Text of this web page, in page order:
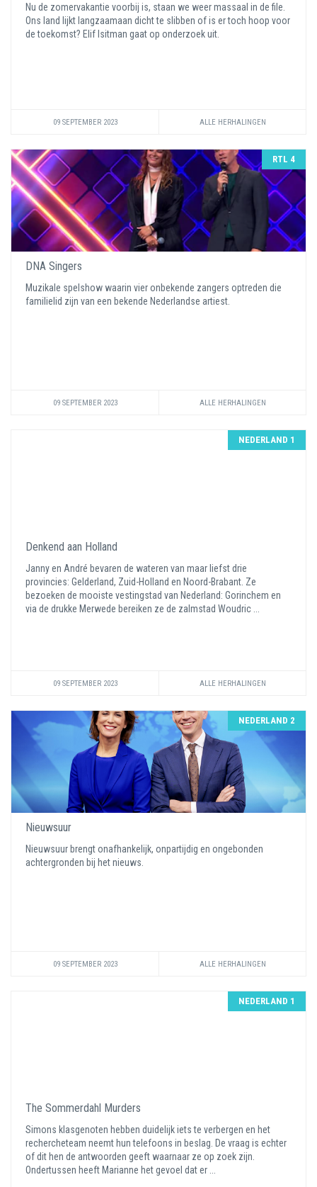
Nu de zomervakantie voorbij is, staan we weer massaal in de file.
Ons land lijkt langzaamaan dicht te slibben of is er toch hoop voor
de toekomst? Elif Isitman gaat op onderzoek uit.
09 SEPTEMBER 2023 ALLE HERHALINGEN
RTL 4
DNA Singers
Muzikale spelshow waarin vier onbekende zangers optreden die
familielid zijn van een bekende Nederlandse artiest.
09 SEPTEMBER 2023 ALLE HERHALINGEN
NEDERLAND 1
Denkend aan Holland
Janny en André bevaren de wateren van maar liefst drie
provincies: Gelderland, Zuid-Holland en Noord-Brabant. Ze
bezoeken de mooiste vestingstad van Nederland: Gorinchem en
via de drukke Merwede bereiken ze de zalmstad Woudric ...
09 SEPTEMBER 2023 ALLE HERHALINGEN
NEDERLAND 2
Nieuwsuur
Nieuwsuur brengt onafhankelijk, onpartijdig en ongebonden
achtergronden bij het nieuws.
09 SEPTEMBER 2023 ALLE HERHALINGEN
NEDERLAND 1
The Sommerdahl Murders
Simons klasgenoten hebben duidelijk iets te verbergen en het
rechercheteam neemt hun telefoons in beslag. De vraag is echter
of dit hen de antwoorden geeft waarnaar ze op zoek zijn.
Ondertussen heeft Marianne het gevoel dat er ...